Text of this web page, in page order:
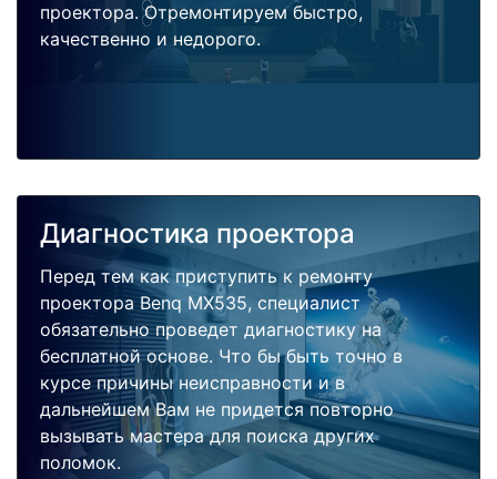
проектора. Отремонтируем быстро,
качественно и недорого.
Диагностика проектора
Перед тем как приступить к ремонту
проектора Benq MX535, специалист
обязательно проведет диагностику на
бесплатной основе. Что бы быть точно в
курсе причины неисправности и в
дальнейшем Вам не придется повторно
вызывать мастера для поиска других
поломок.